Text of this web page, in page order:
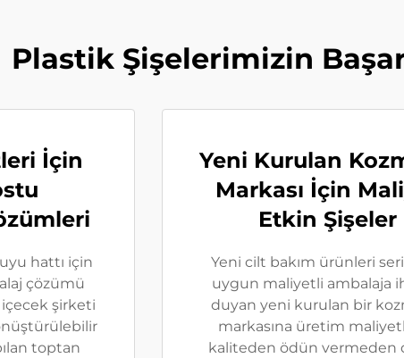
Plastik Şişelerimizin
İçin
hattı için
çözümü
şirketi
toptan
Yeni Kurulan
Markası İçin
Etkin Şişeler
Yeni cilt bakım ürünleri
uygun maliyetli ambalaja
duyan yeni kurulan bir
markasına üretim
kaliteden ödün vermeden